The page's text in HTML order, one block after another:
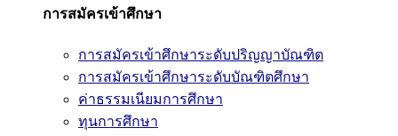
การสมัครเข้าศึกษา
การสมัครเข้าศึกษาระดับปริญญาบัณฑิต
การสมัครเข้าศึกษาระดับบัณฑิตศึกษา
ค่าธรรมเนียมการศึกษา
ทุนการศึกษา